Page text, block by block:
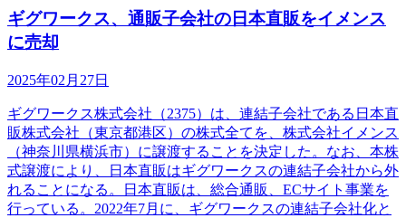
ギグワークス、通販子会社の日本直販をイメンス
に売却
2025年02月27日
ギグワークス株式会社（2375）は、連結子会社である日本直
販株式会社（東京都港区）の株式全てを、株式会社イメンス
（神奈川県横浜市）に譲渡することを決定した。なお、本株
式譲渡により、日本直販はギグワークスの連結子会社から外
れることになる。日本直販は、総合通販、ECサイト事業を
行っている。2022年7月に、ギグワークスの連結子会社化と